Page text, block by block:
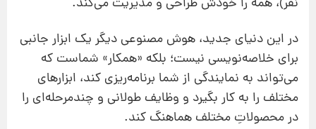
نفر)، همه را خودش طراحی و مدیریت می‌کند.
در این دنیای جدید، هوش مصنوعی دیگر یک ابزار جانبی
برای خلاصه‌نویسی نیست؛ بلکه «همکار» شماست که
می‌تواند به نمایندگی از شما برنامه‌ریزی کند، ابزارهای
مختلف را به کار بگیرد و وظایف طولانی و چندمرحله‌ای را
در محصولاتِ مختلف هماهنگ کند.